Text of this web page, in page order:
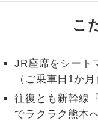
こ
JR座席をシート
（ご乗車日1か
往復とも新幹線
でラクラク熊本
お部屋食
トラベルイヤ
ホン
1名様催行